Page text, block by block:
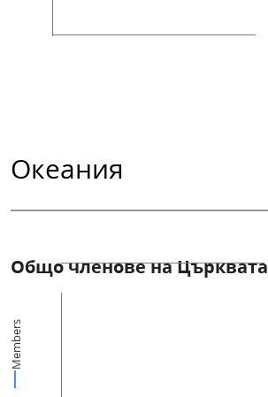
Океания
Общо членове на Църквата
Members